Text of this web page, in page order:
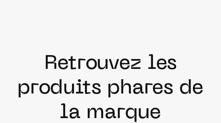
Retrouvez les
produits phares de
la marque